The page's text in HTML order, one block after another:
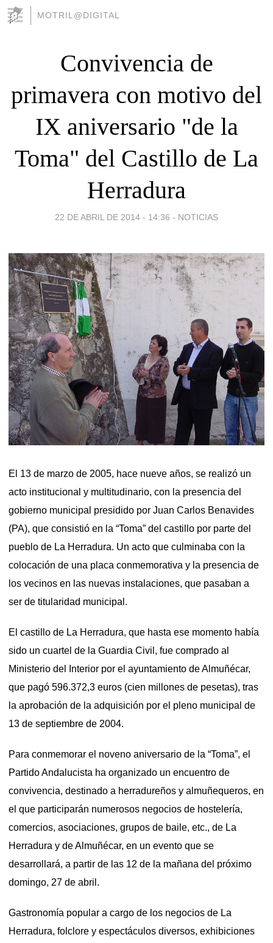
MOTRIL@DIGITAL
Convivencia de
primavera con motivo del
IX aniversario "de la
Toma" del Castillo de La
Herradura
22 DE ABRIL DE 2014 - 14:36 - NOTICIAS
El 13 de marzo de 2005, hace nueve años, se realizó un
acto institucional y multitudinario, con la presencia del
gobierno municipal presidido por Juan Carlos Benavides
(PA), que consistió en la “Toma” del castillo por parte del
pueblo de La Herradura. Un acto que culminaba con la
colocación de una placa conmemorativa y la presencia de
los vecinos en las nuevas instalaciones, que pasaban a
ser de titularidad municipal.
El castillo de La Herradura, que hasta ese momento había
sido un cuartel de la Guardia Civil, fue comprado al
Ministerio del Interior por el ayuntamiento de Almuñécar,
que pagó 596.372,3 euros (cien millones de pesetas), tras
la aprobación de la adquisición por el pleno municipal de
13 de septiembre de 2004.
Para conmemorar el noveno aniversario de la “Toma”, el
Partido Andalucista ha organizado un encuentro de
convivencia, destinado a herradureños y almuñequeros, en
el que participarán numerosos negocios de hostelería,
comercios, asociaciones, grupos de baile, etc., de La
Herradura y de Almuñécar, en un evento que se
desarrollará, a partir de las 12 de la mañana del próximo
domingo, 27 de abril.
Gastronomía popular a cargo de los negocios de La
Herradura, folclore y espectáculos diversos, exhibiciones